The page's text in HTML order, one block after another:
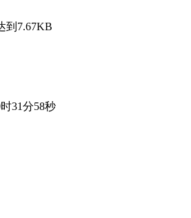
到7.67KB
31分58秒